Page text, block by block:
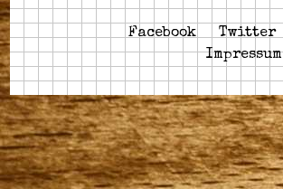
Facebook Twitter
Impressum